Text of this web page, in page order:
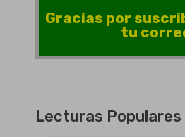
Gracias por
tu
Lecturas Populares